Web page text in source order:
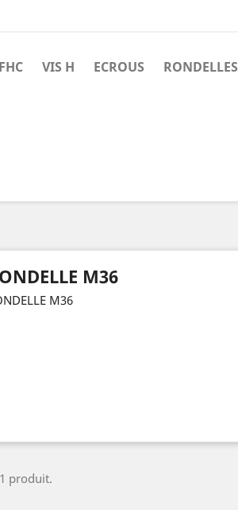
VIS H ECROUS RONDELLES
M36
M36
produit.